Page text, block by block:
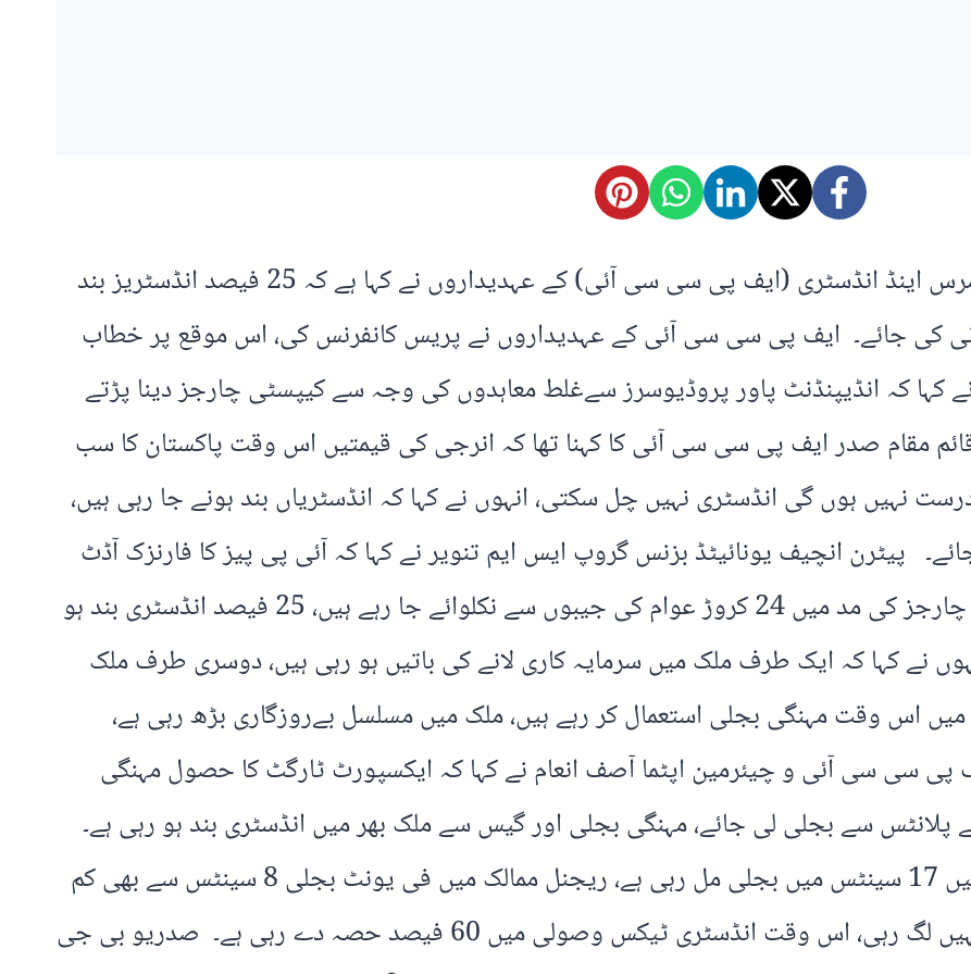
کراچی: فیڈریشن آف پاکستان چیمبرز آف کامرس اینڈ انڈسٹری (ایف پی سی سی آئی) کے عہدیداروں نے کہا ہے کہ 25 فیصد انڈسٹریز بند
کی جائے۔ ایف پی سی سی آئی کے عہدیداروں نے پریس کانفرنس کی، اس موقع پر خطاب
کہ انڈیپنڈنٹ پاور پروڈیوسرز سےغلط معاہدوں کی وجہ سے کیپسٹی چارجز دینا پڑتے
قائم مقام صدر ایف پی سی سی آئی کا کہنا تھا کہ انرجی کی قیمتیں اس وقت پاکستان کا سب
نہیں ہوں گی انڈسٹری نہیں چل سکتی، انہوں نے کہا کہ انڈسٹریاں بند ہونے جا رہی ہیں،
پیٹرن انچیف یونائیٹڈ بزنس گروپ ایس ایم تنویر نے کہا کہ آئی پی پیز کا فارنزک آڈٹ
کروایا جائے، سالانہ 2000 ارب روپے کیپسٹی چارجز کی مد میں 24 کروڑ عوام کی جیبوں سے نکلوائے جا رہے ہیں، 25 فیصد انڈسٹری بند ہو
نے کہا کہ ایک طرف ملک میں سرمایہ کاری لانے کی باتیں ہو رہی ہیں، دوسری طرف ملک
اس وقت مہنگی بجلی استعمال کر رہے ہیں، ملک میں مسلسل بےروزگاری بڑھ رہی ہے،
پی سی سی آئی و چیئرمین اپٹما آصف انعام نے کہا کہ ایکسپورٹ ٹارگٹ کا حصول مہنگی
سے بجلی لی جائے، مہنگی بجلی اور گیس سے ملک بھر میں انڈسٹری بند ہو رہی ہے۔
آصف انعام کا کہنا تھا کہ اس وقت پاکستان میں 17 سینٹس میں بجلی مل رہی ہے، ریجنل ممالک میں فی یونٹ بجلی 8 سینٹس سے بھی کم
ہے، مہنگی بجلی ہونے سے کوئی نئی فیکٹری نہیں لگ رہی، اس وقت انڈسٹری ٹیکس وصولی میں 60 فیصد حصہ دے رہی ہے۔ صدریو بی جی